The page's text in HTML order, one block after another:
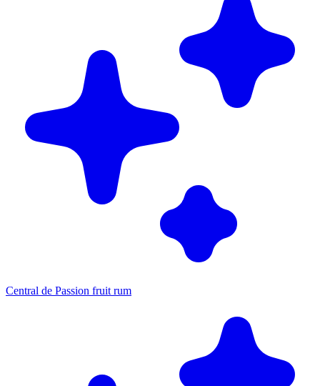
Central de Passion fruit rum